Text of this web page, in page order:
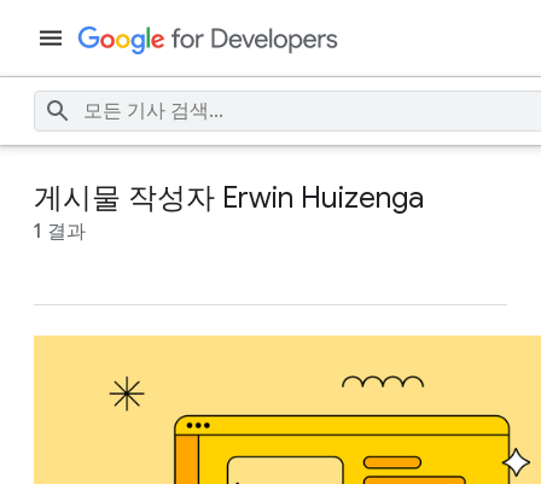
게시물 작성자 Erwin Huizenga
1 결과